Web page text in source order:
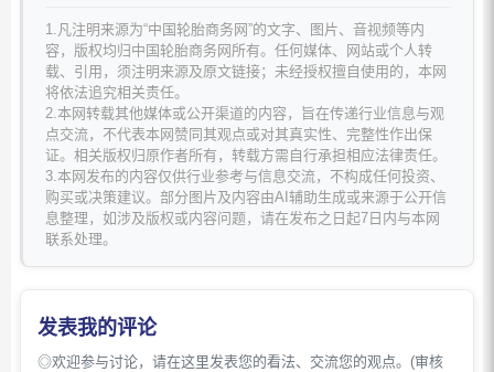
1.凡注明来源为“中国轮胎商务网”的文字、图片、音视频等内
容，版权均归中国轮胎商务网所有。任何媒体、网站或个人转
载、引用，须注明来源及原文链接；未经授权擅自使用的，本网
将依法追究相关责任。
2.本网转载其他媒体或公开渠道的内容，旨在传递行业信息与观
点交流，不代表本网赞同其观点或对其真实性、完整性作出保
证。相关版权归原作者所有，转载方需自行承担相应法律责任。
3.本网发布的内容仅供行业参考与信息交流，不构成任何投资、
购买或决策建议。部分图片及内容由AI辅助生成或来源于公开信
息整理，如涉及版权或内容问题，请在发布之日起7日内与本网
联系处理。
发表我的评论
◎欢迎参与讨论，请在这里发表您的看法、交流您的观点。(审核